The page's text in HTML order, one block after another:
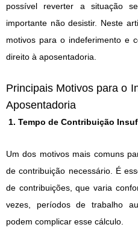
possível reverter a situação
importante não desistir. Neste
motivos para o indeferimento e
direito à aposentadoria.
Principais Motivos para o
Aposentadoria
1. Tempo de Contribuição
Um dos motivos mais comuns
de contribuição necessário. É
de contribuições, que varia
vezes, períodos de trabalho
podem complicar esse cálculo.